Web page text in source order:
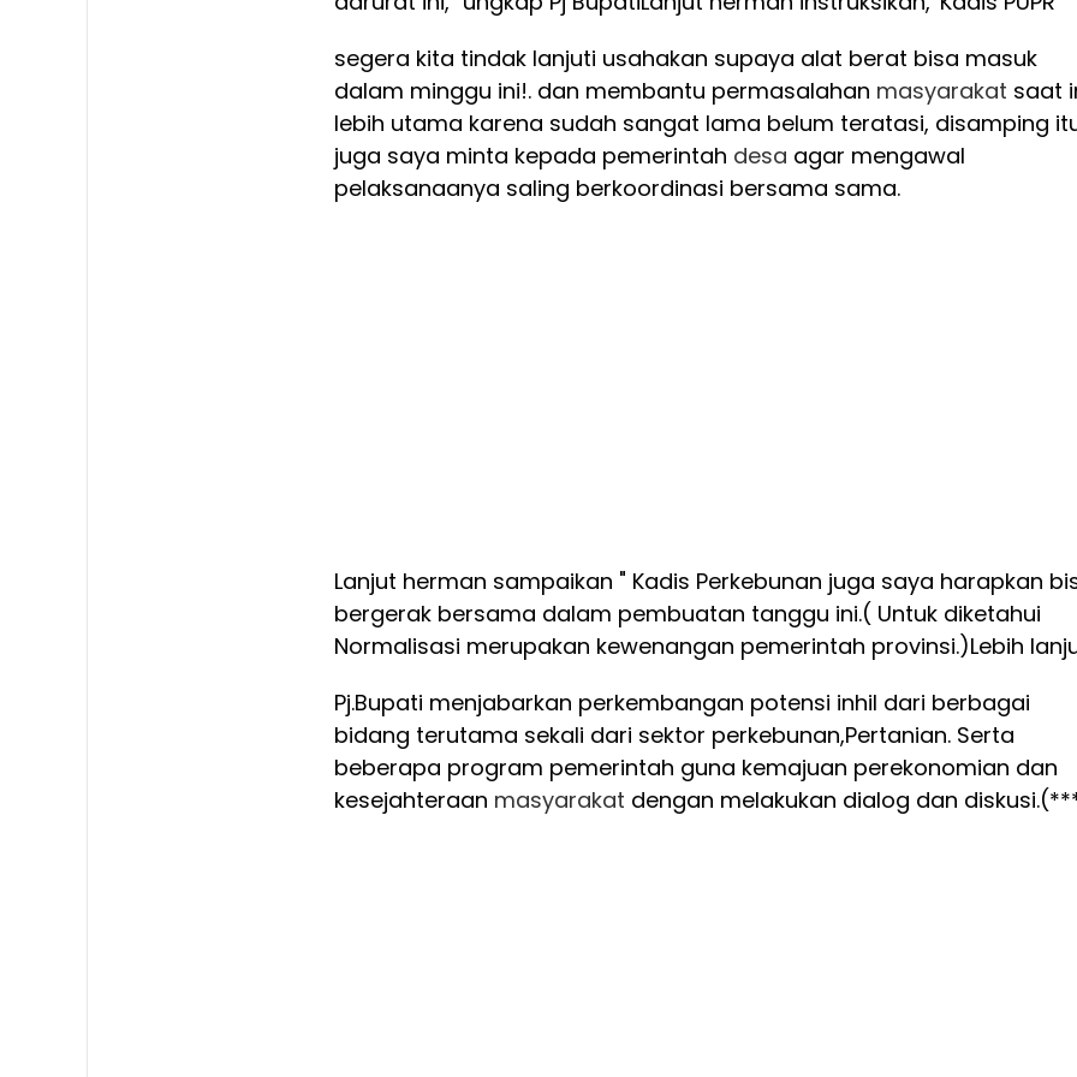
segera kita tindak lanjuti usahakan supaya alat berat bisa masuk
dalam minggu ini!. dan membantu permasalahan masyarakat saat
lebih utama karena sudah sangat lama belum teratasi, disamping
juga saya minta kepada pemerintah desa agar mengawal
pelaksanaanya saling berkoordinasi bersama sama.
Lanjut herman sampaikan " Kadis Perkebunan juga saya harapkan
bergerak bersama dalam pembuatan tanggu ini.( Untuk diketahui
Normalisasi merupakan kewenangan pemerintah provinsi.)Lebih
Pj.Bupati menjabarkan perkembangan potensi inhil dari berbagai
bidang terutama sekali dari sektor perkebunan,Pertanian. Serta
beberapa program pemerintah guna kemajuan perekonomian dan
kesejahteraan masyarakat dengan melakukan dialog dan